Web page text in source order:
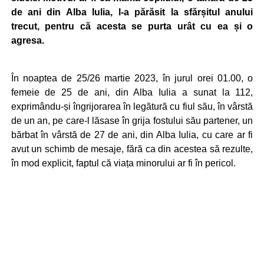
de ani din Alba Iulia, l-a părăsit la sfărșitul anului
trecut, pentru că acesta se purta urât cu ea și o
agresa.
În noaptea de 25/26 martie 2023, în jurul orei 01.00, o
femeie de 25 de ani, din Alba Iulia a sunat la 112,
exprimându-și îngrijorarea în legătură cu fiul său, în vârstă
de un an, pe care-l lăsase în grija fostului său partener, un
bărbat în vârstă de 27 de ani, din Alba Iulia, cu care ar fi
avut un schimb de mesaje, fără ca din acestea să rezulte,
în mod explicit, faptul că viața minorului ar fi în pericol.